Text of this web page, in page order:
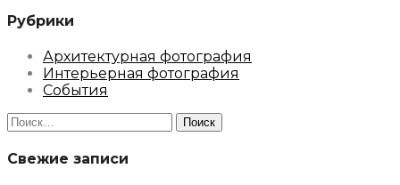
Рубрики
Архитектурная фотография
Интерьерная фотография
События
Найти:
Свежие записи